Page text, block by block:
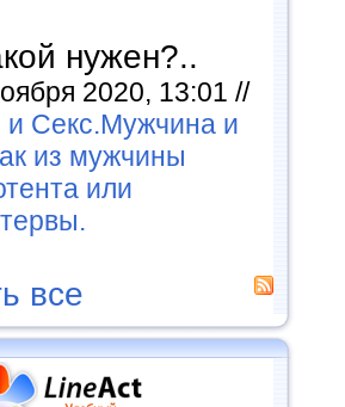
нужен?..
2020, 13:01 //
Секс.Мужчина и
из мужчины
или
все